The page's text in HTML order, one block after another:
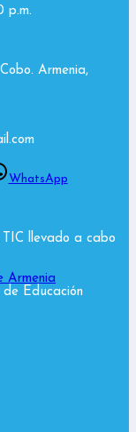
p.m.
Armenia,
WhatsApp
llevado a cabo
Armenia
Educación